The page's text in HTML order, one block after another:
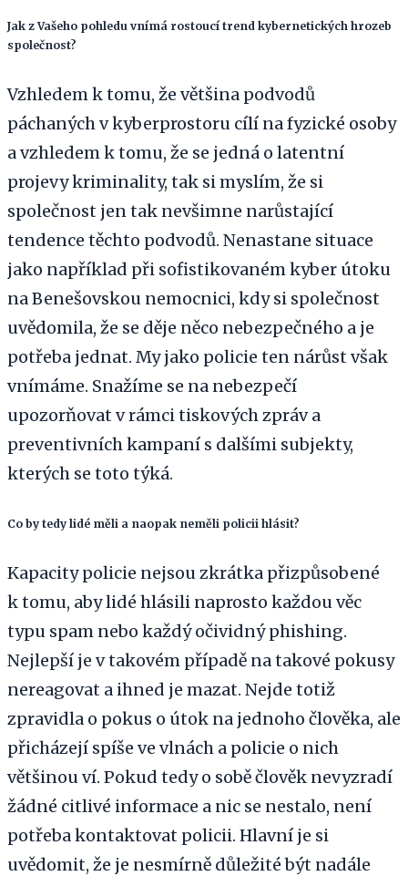
Jak z Vašeho pohledu vnímá rostoucí trend kybernetických hrozeb
společnost?
Vzhledem k tomu, že většina podvodů
páchaných v kyberprostoru cílí na fyzické osoby
a vzhledem k tomu, že se jedná o latentní
projevy kriminality, tak si myslím, že si
společnost jen tak nevšimne narůstající
tendence těchto podvodů. Nenastane situace
jako například při sofistikovaném kyber útoku
na Benešovskou nemocnici, kdy si společnost
uvědomila, že se děje něco nebezpečného a je
potřeba jednat. My jako policie ten nárůst však
vnímáme. Snažíme se na nebezpečí
upozorňovat v rámci tiskových zpráv a
preventivních kampaní s dalšími subjekty,
kterých se toto týká.
Co by tedy lidé měli a naopak neměli policii hlásit?
Kapacity policie nejsou zkrátka přizpůsobené
k tomu, aby lidé hlásili naprosto každou věc
typu spam nebo každý očividný phishing.
Nejlepší je v takovém případě na takové pokusy
nereagovat a ihned je mazat. Nejde totiž
zpravidla o pokus o útok na jednoho člověka, ale
přicházejí spíše ve vlnách a policie o nich
většinou ví. Pokud tedy o sobě člověk nevyzradí
žádné citlivé informace a nic se nestalo, není
potřeba kontaktovat policii. Hlavní je si
uvědomit, že je nesmírně důležité být nadále